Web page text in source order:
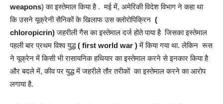
weapons) का इस्तेमाल किया है . मई में, अमेरिकी विदेश विभाग ने कहा था
कि उसने यूक्रेनी सैनिकों के खिलाफ उस क्लोरोपिक्रिन (
chloropicrin)जहरीली गैस का इस्तेमाल दर्ज होते पाया है जिसका इस्तेमाल
पहली बार प्रथम विश्व युद्ध( first world war )में किया गया था. लेकिन रूस
ने यूक्रेन में किसी भी रासायनिक हथियार का इस्तेमाल करने से इनकार किया है
और बदले में, कीव पर युद्ध में जहरीले तौर तरीकों का इस्तेमाल करने का आरोप
लगाया है.